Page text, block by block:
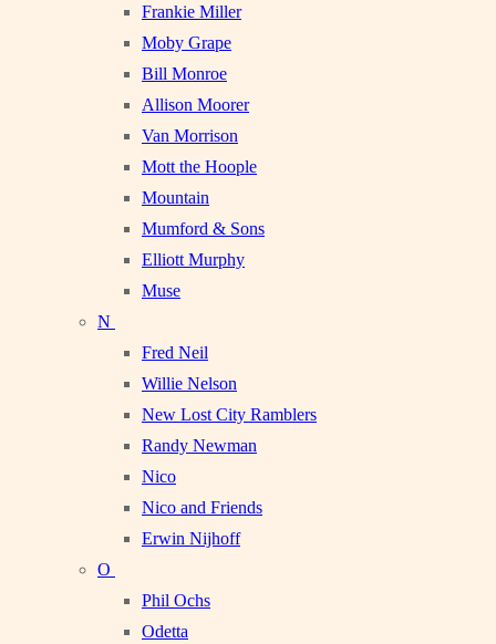
Frankie Miller
Moby Grape
Bill Monroe
Allison Moorer
Van Morrison
Mott the Hoople
Mountain
Mumford & Sons
Elliott Murphy
Muse
N
Fred Neil
Willie Nelson
New Lost City Ramblers
Randy Newman
Nico
Nico and Friends
Erwin Nijhoff
O
Phil Ochs
Odetta